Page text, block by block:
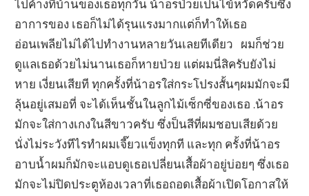
ไปค้างที่บ้านของเธอทุกวัน น้าอรป่วยเป็นไข้หวัดครับซึ่ง
อาการของ เธอก็ไม่ได้รุนแรงมากแต่ก็ทำให้เธอ
อ่อนเพลียไม่ได้ไปทำงานหลายวันเลยทีเดียว ผมก็ช่วย
ดูแลเธอด้วยไม่นานเธอก็หายป่วย แต่ผมนี่สิครับยังไม่
หาย เงี่ยนเสียที ทุกครั้งที่น้าอรใส่กระโปรงสั้นๆผมมักจะมี
ลุ้นอยู่เสมอที่ จะได้เห็นชั้นในลูกไม้เซ็กซี่ของเธอ .น้าอร
มักจะใส่กางเกงในสีขาวครับ ซึ่งป็นสีที่ผมชอบเสียด้วย
นั่งไม่ระวังทีไรทำผมเจี๊ยวแข็งทุกที และทุก ครั้งที่น้าอร
อาบน้ำผมก็มักจะแอบดูเธอเปลี่ยนเสื้อผ้าอยู่บ่อยๆ ซึ่งเธอ
มักจะไม่ปิดประตูห้องเวลาที่เธอถอดเสื้อผ้าเปิดโอกาสให้